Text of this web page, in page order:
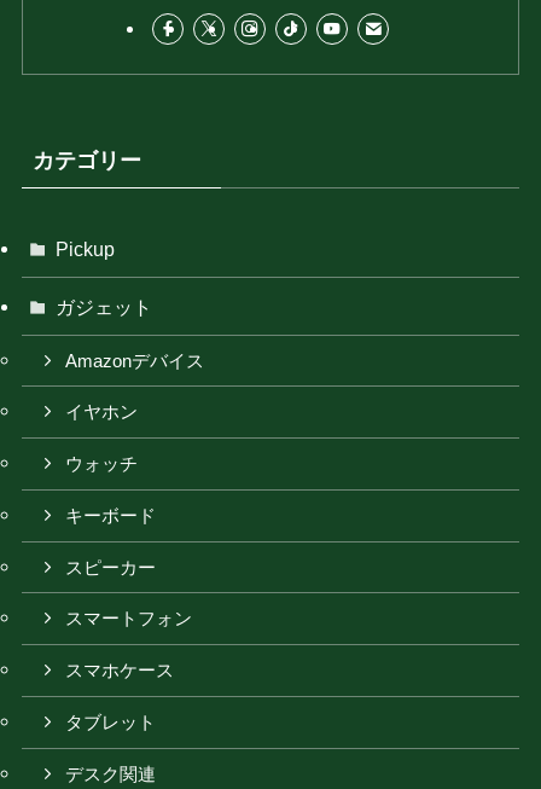
カテゴリー
Pickup
ガジェット
Amazonデバイス
イヤホン
ウォッチ
キーボード
スピーカー
スマートフォン
スマホケース
タブレット
デスク関連